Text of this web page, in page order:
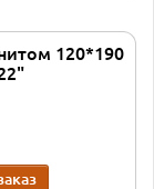
120*190